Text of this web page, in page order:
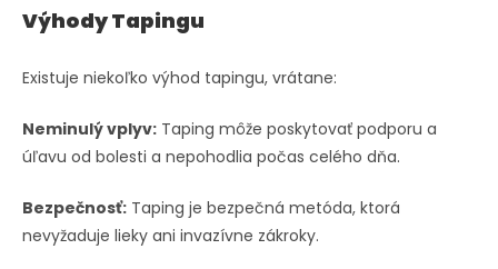
Výhody Tapingu
Existuje niekoľko výhod tapingu, vrátane:
Neminulý vplyv: Taping môže poskytovať podporu a
úľavu od bolesti a nepohodlia počas celého dňa.
Bezpečnosť: Taping je bezpečná metóda, ktorá
nevyžaduje lieky ani invazívne zákroky.